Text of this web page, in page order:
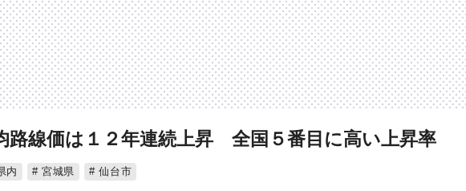
路線価は１２年連続上昇 全国５番目に高い上昇率
内 宮城県 仙台市